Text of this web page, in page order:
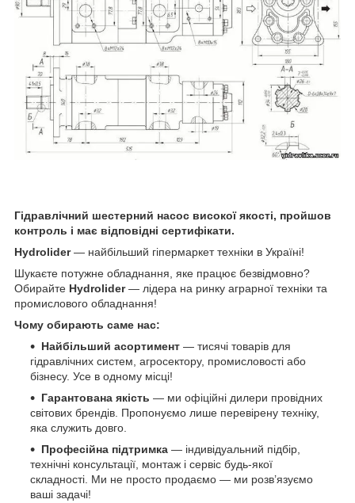
Гідравлічний шестерний насос високої якості, пройшов
контроль і має відповідні сертифікати.
Hydrolider— найбільший гіпермаркет техніки в Україні!
Шукаєте потужне обладнання, яке працює безвідмовно?
Обирайте Hydrolider— лідера на ринку аграрної техніки та
промислового обладнання!
Чому обирають саме нас:
Найбільший асортимент — тисячі товарів для
гідравлічних систем, агросектору, промисловості або
бізнесу. Усе в одному місці!
Гарантована якість — ми офіційні дилери провідних
світових брендів. Пропонуємо лише перевірену техніку,
яка служить довго.
Професійна підтримка — індивідуальний підбір,
технічні консультації, монтаж і сервіс будь-якої
складності. Ми не просто продаємо — ми розв’язуємо
ваші задачі!